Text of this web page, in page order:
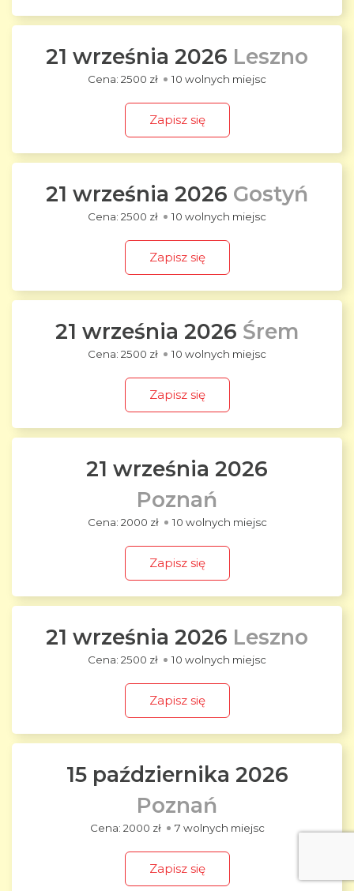
21 września 2026 Leszno
2500 zł 10 wolnych miejsc
Zapisz się
21 września 2026 Gostyń
2500 zł 10 wolnych miejsc
Zapisz się
21 września 2026 Śrem
2500 zł 10 wolnych miejsc
Zapisz się
21 września 2026
Poznań
2000 zł 10 wolnych miejsc
Zapisz się
21 września 2026 Leszno
2500 zł 10 wolnych miejsc
Zapisz się
15 października 2026
Poznań
2000 zł 7 wolnych miejsc
Zapisz się